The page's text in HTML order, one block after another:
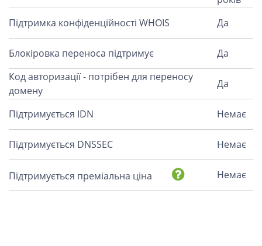
Підтримка конфіденційності WHOIS
Да
Блокіровка переноса підтримує
Да
Код авторизації - потрібен для переносу
домену
Да
Підтримується IDN Немає
Підтримується DNSSEC Немає
Підтримується преміальна ціна Немає